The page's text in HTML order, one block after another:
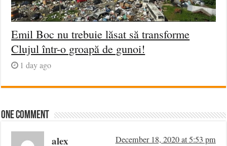
Emil Boc nu trebuie lăsat să transforme
Clujul într-o groapă de gunoi!
1 day ago
One comment
alex December 18, 2020 at 5:53 pm